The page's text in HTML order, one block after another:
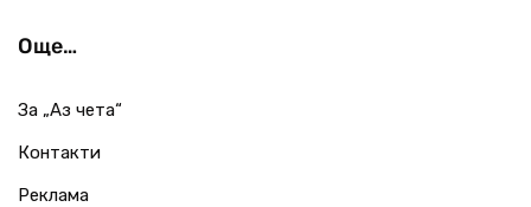
Още…
За „Аз чета“
Контакти
Реклама